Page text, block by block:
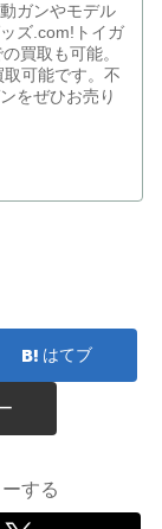
ガンやモデル
ズ.com!トイガ
買取も可能。
可能です。不
をぜひお売り
はてブ
する